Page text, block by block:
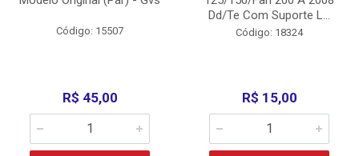
Código: 15507
R$ 45,00
Dd/Te Com Suporte L...
Código: 18324
R$ 15,00